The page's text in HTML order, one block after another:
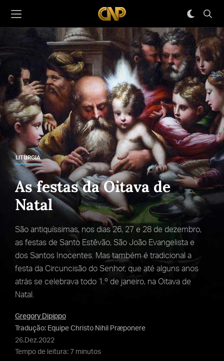
LITURGIA
As festas da Oitava de
Natal
São antiquíssimas, nos dias 26, 27 e 28 de dezembro,
as festas de Santo Estêvão, São João Evangelista e
dos Santos Inocentes. Mas também é tradicional a
festa da Circuncisão do Senhor, que até alguns anos
atrás se celebrava todo 1.º de janeiro, na Oitava de
Natal.
Gregory Dipippo
Tradução: Equipe Christo Nihil Præponere
26.Dez.2022
Tempo de leitura: 7 minutos